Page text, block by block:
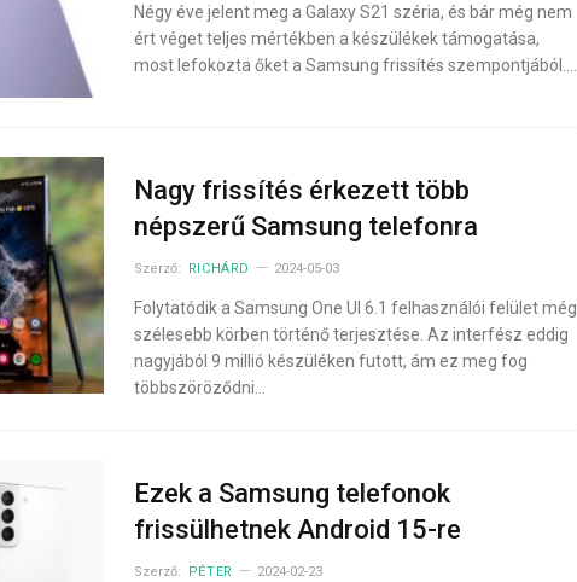
Négy éve jelent meg a Galaxy S21 széria, és bár még nem
ért véget teljes mértékben a készülékek támogatása,
most lefokozta őket a Samsung frissítés szempontjából.…
Nagy frissítés érkezett több
népszerű Samsung telefonra
Szerző: RICHÁRD 2024-05-03
Folytatódik a Samsung One UI 6.1 felhasználói felület még
szélesebb körben történő terjesztése. Az interfész eddig
nagyjából 9 millió készüléken futott, ám ez meg fog
többszöröződni…
Ezek a Samsung telefonok
frissülhetnek Android 15-re
Szerző: PÉTER 2024-02-23